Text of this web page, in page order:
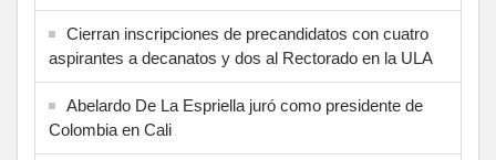
Cierran inscripciones de precandidatos con cuatro
aspirantes a decanatos y dos al Rectorado en la ULA
Abelardo De La Espriella juró como presidente de
Colombia en Cali